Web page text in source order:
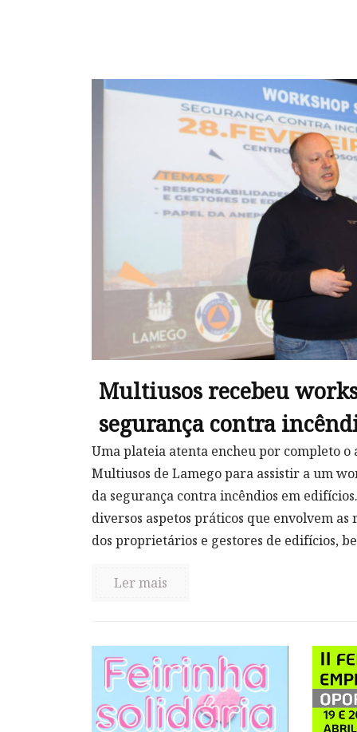
Multiusos recebeu
segurança contra
Uma plateia atenta encheu por completo
Multiusos de Lamego para assistir a um
da segurança contra incêndios em
diversos aspetos práticos que envolvem as
dos proprietários e gestores de edifícios,
Ler mais